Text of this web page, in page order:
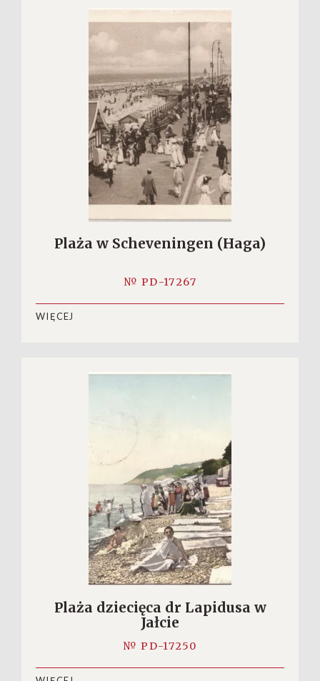
Plaża w Scheveningen (Haga)
№ PD-17267
WIĘCEJ
Plaża dziecięca dr Lapidusa w
Jałcie
№ PD-17250